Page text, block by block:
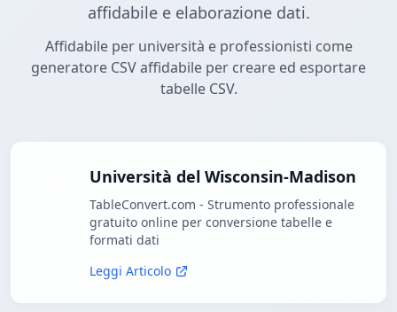
affidabile e elaborazione dati.
Affidabile per università e professionisti come
generatore CSV affidabile per creare ed esportare
tabelle CSV.
Università del Wisconsin-Madison
TableConvert.com - Strumento professionale
gratuito online per conversione tabelle e
formati dati
Leggi Articolo